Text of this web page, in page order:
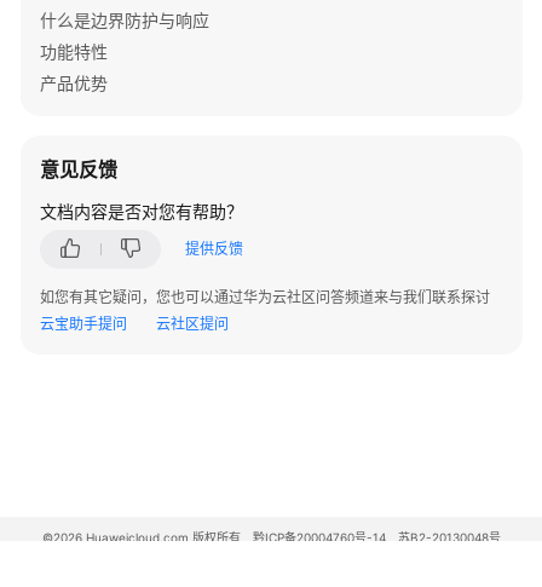
规
清
单
介
绍
设
告
警
什么是边界防护与响应
功能特性
产品优势
意见反馈
文档内容是否对您有帮助？
提供反馈
如您有其它疑问，您也可以通过华为云社区问答频道来与我们联系探讨
云宝助手提问
云社区提问
©2026 Huaweicloud.com 版权所有 黔ICP备20004760号-14
苏B2-20130048号